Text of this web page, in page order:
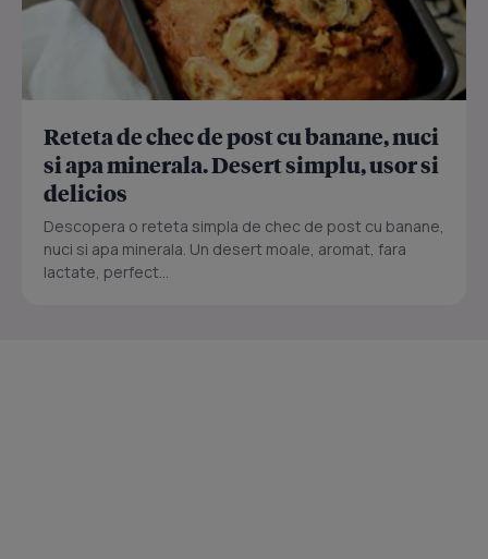
Reteta de chec de post cu banane, nuci
si apa minerala. Desert simplu, usor si
delicios
Descopera o reteta simpla de chec de post cu banane,
nuci si apa minerala. Un desert moale, aromat, fara
lactate, perfect...